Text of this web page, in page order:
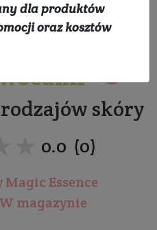
Olejek do
z witaminą
skóry
0.0 (0)
Magic Essence
W magazynie
dla produktów
oraz kosztów